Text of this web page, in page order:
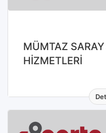
MÜMTAZ
HİZMETLERİ